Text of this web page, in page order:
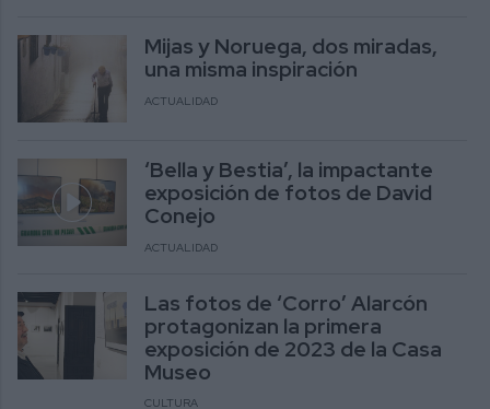
Mijas y Noruega, dos miradas,
una misma inspiración
ACTUALIDAD
‘Bella y Bestia’, la impactante
exposición de fotos de David
Conejo
ACTUALIDAD
Las fotos de ‘Corro’ Alarcón
protagonizan la primera
exposición de 2023 de la Casa
Museo
CULTURA